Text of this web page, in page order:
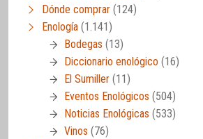
Dónde comprar (124)
Enología (1.141)
Bodegas (13)
Diccionario enológico (16)
El Sumiller (11)
Eventos Enológicos (504)
Noticias Enológicas (533)
Vinos (76)